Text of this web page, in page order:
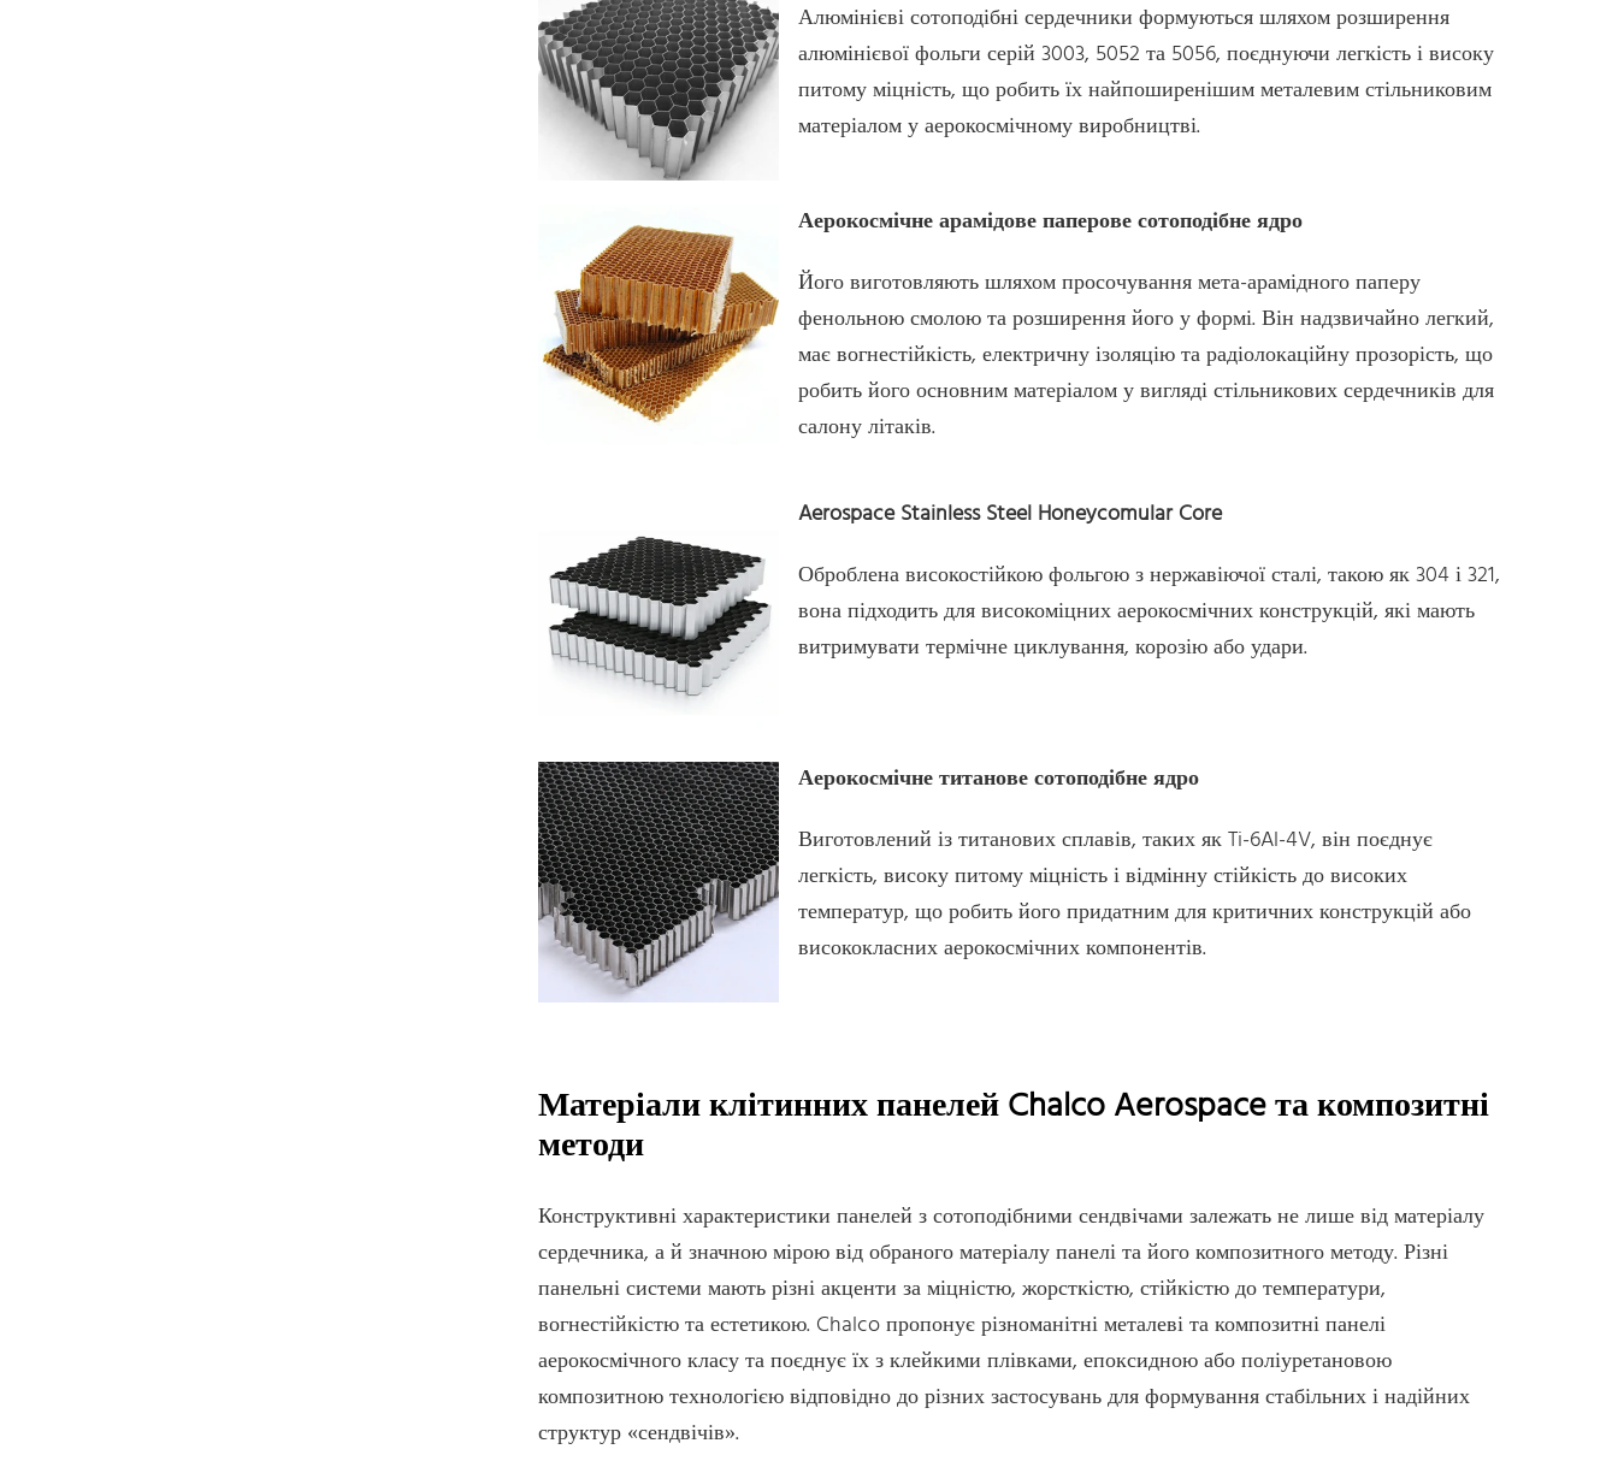
Алюмінієві сотоподібні сердечники формуються шляхом розширення
алюмінієвої фольги серій 3003, 5052 та 5056, поєднуючи легкість і високу
питому міцність, що робить їх найпоширенішим металевим стільниковим
матеріалом у аерокосмічному виробництві.
Аерокосмічне арамідове паперове сотоподібне ядро
Його виготовляють шляхом просочування мета-арамідного паперу
фенольною смолою та розширення його у формі. Він надзвичайно легкий,
має вогнестійкість, електричну ізоляцію та радіолокаційну прозорість, що
робить його основним матеріалом у вигляді стільникових сердечників для
салону літаків.
Aerospace Stainless Steel Honeycomular Core
Оброблена високостійкою фольгою з нержавіючої сталі, такою як 304 і 321,
вона підходить для високоміцних аерокосмічних конструкцій, які мають
витримувати термічне циклування, корозію або удари.
Аерокосмічне титанове сотоподібне ядро
Виготовлений із титанових сплавів, таких як Ti-6Al-4V, він поєднує
легкість, високу питому міцність і відмінну стійкість до високих
температур, що робить його придатним для критичних конструкцій або
висококласних аерокосмічних компонентів.
Матеріали клітинних панелей Chalco Aerospace та композитні
методи
Конструктивні характеристики панелей з сотоподібними сендвічами залежать не лише від матеріалу
сердечника, а й значною мірою від обраного матеріалу панелі та його композитного методу. Різні
панельні системи мають різні акценти за міцністю, жорсткістю, стійкістю до температури,
вогнестійкістю та естетикою. Chalco пропонує різноманітні металеві та композитні панелі
аерокосмічного класу та поєднує їх з клейкими плівками, епоксидною або поліуретановою
композитною технологією відповідно до різних застосувань для формування стабільних і надійних
структур «сендвічів».